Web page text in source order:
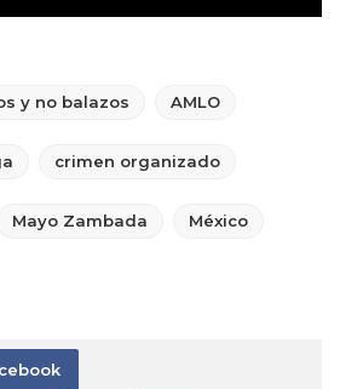
y no balazos AMLO
crimen organizado
Mayo Zambada México